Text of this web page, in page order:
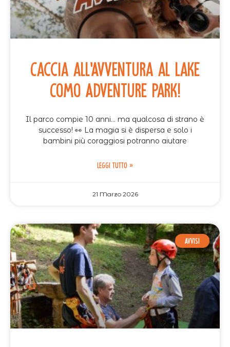
Caccia all'Avventura al Lake
Como Adventure Park!
Il parco compie 10 anni… ma qualcosa di strano è
successo! 👀 La magia si è dispersa e solo i
bambini più coraggiosi potranno aiutare
LEGGI TUTTO »
21 Marzo 2026
AVVISI